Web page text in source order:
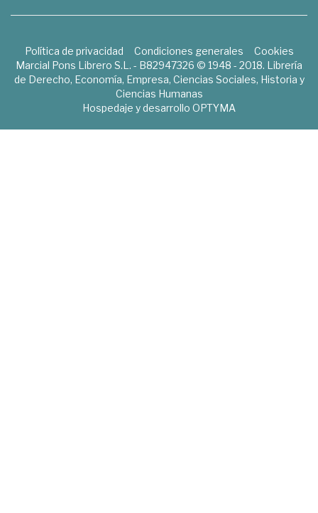
Política de privacidad Condiciones generales
Cookies
Marcial Pons Librero S.L. - B82947326 © 1948 - 2018. Librería
de Derecho, Economía, Empresa, Ciencias Sociales, Historia y
Ciencias Humanas
Hospedaje y desarrollo OPTYMA